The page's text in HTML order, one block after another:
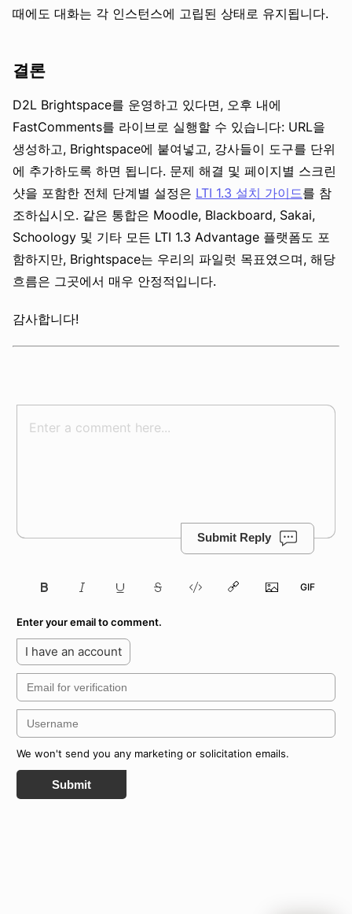
때에도 대화는 각 인스턴스에 고립된 상태로 유지됩니다.
결론
D2L Brightspace를 운영하고 있다면, 오후 내에
FastComments를 라이브로 실행할 수 있습니다: URL을
생성하고, Brightspace에 붙여넣고, 강사들이 도구를 단위
에 추가하도록 하면 됩니다. 문제 해결 및 페이지별 스크린
샷을 포함한 전체 단계별 설정은 LTI 1.3 설치 가이드를 참
조하십시오. 같은 통합은 Moodle, Blackboard, Sakai,
Schoology 및 기타 모든 LTI 1.3 Advantage 플랫폼도 포
함하지만, Brightspace는 우리의 파일럿 목표였으며, 해당
흐름은 그곳에서 매우 안정적입니다.
감사합니다!
Submit Reply
Enter your email to comment.
I have an account
We won't send you any marketing or solicitation emails.
Submit